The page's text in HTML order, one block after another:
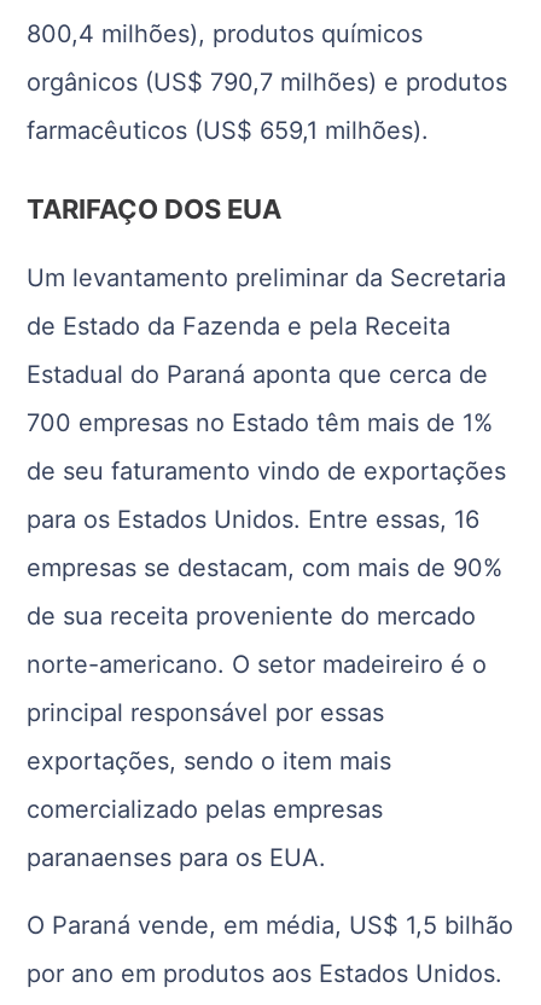
800,4 milhões), produtos químicos
orgânicos (US$ 790,7 milhões) e produtos
farmacêuticos (US$ 659,1 milhões).
TARIFAÇO DOS EUA
Um levantamento preliminar da Secretaria
de Estado da Fazenda e pela Receita
Estadual do Paraná aponta que cerca de
700 empresas no Estado têm mais de 1%
de seu faturamento vindo de exportações
para os Estados Unidos. Entre essas, 16
empresas se destacam, com mais de 90%
de sua receita proveniente do mercado
norte-americano. O setor madeireiro é o
principal responsável por essas
exportações, sendo o item mais
comercializado pelas empresas
paranaenses para os EUA.
O Paraná vende, em média, US$ 1,5 bilhão
por ano em produtos aos Estados Unidos.